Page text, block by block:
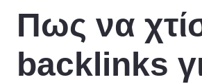
Πως να
backlinks